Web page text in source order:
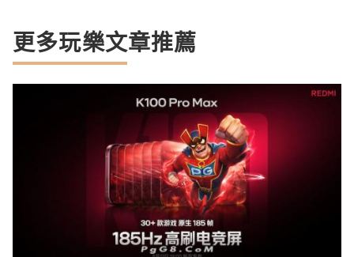
更多玩樂文章推薦